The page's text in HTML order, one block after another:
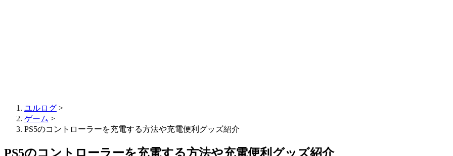
ユルログ >
ゲーム >
PS5のコントローラーを充電する方法や充電便利グッズ紹介
PS5のコントローラーを充電する方法や充電便利グッズ紹介